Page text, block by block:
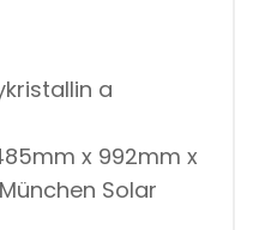
a
x 992mm x
Solar